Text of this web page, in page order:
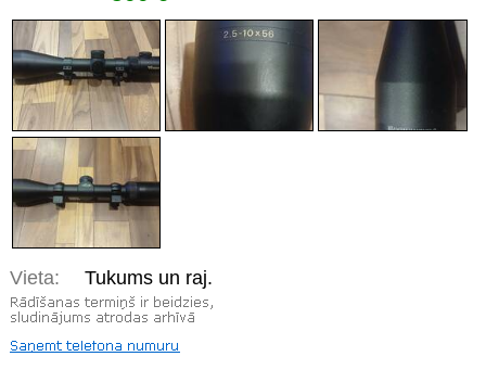
Vieta: Tukums un raj.